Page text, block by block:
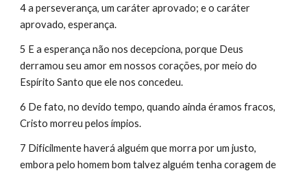
4 a perseverança, um caráter aprovado; e o caráter
aprovado, esperança.
5 E a esperança não nos decepciona, porque Deus
derramou seu amor em nossos corações, por meio do
Espírito Santo que ele nos concedeu.
6 De fato, no devido tempo, quando ainda éramos fracos,
Cristo morreu pelos ímpios.
7 Dificilmente haverá alguém que morra por um justo,
embora pelo homem bom talvez alguém tenha coragem de